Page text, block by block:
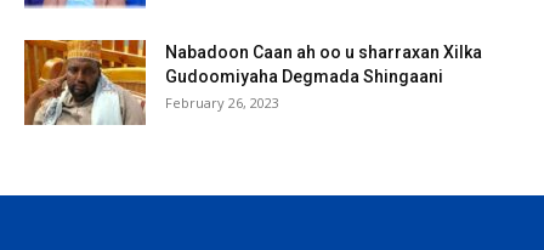
Nabadoon Caan ah oo u sharraxan Xilka
Gudoomiyaha Degmada Shingaani
February 26, 2023